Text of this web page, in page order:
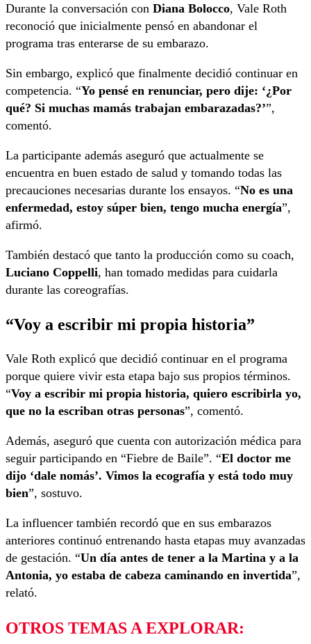
Durante la conversación con Diana Bolocco, Vale Roth
reconoció que inicialmente pensó en abandonar el
programa tras enterarse de su embarazo.
Sin embargo, explicó que finalmente decidió continuar en
competencia. “Yo pensé en renunciar, pero dije: ‘¿Por
qué? Si muchas mamás trabajan embarazadas?’”,
comentó.
La participante además aseguró que actualmente se
encuentra en buen estado de salud y tomando todas las
precauciones necesarias durante los ensayos. “No es una
enfermedad, estoy súper bien, tengo mucha energía”,
afirmó.
También destacó que tanto la producción como su coach,
Luciano Coppelli, han tomado medidas para cuidarla
durante las coreografías.
“Voy a escribir mi propia historia”
Vale Roth explicó que decidió continuar en el programa
porque quiere vivir esta etapa bajo sus propios términos.
“Voy a escribir mi propia historia, quiero escribirla yo,
que no la escriban otras personas”, comentó.
Además, aseguró que cuenta con autorización médica para
seguir participando en “Fiebre de Baile”. “El doctor me
dijo ‘dale nomás’. Vimos la ecografía y está todo muy
bien”, sostuvo.
La influencer también recordó que en sus embarazos
anteriores continuó entrenando hasta etapas muy avanzadas
de gestación. “Un día antes de tener a la Martina y a la
Antonia, yo estaba de cabeza caminando en invertida”,
relató.
OTROS TEMAS A EXPLORAR: